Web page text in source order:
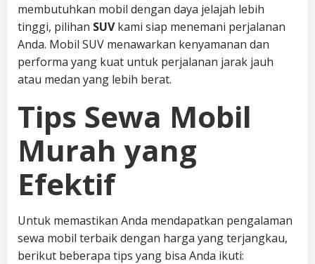
membutuhkan mobil dengan daya jelajah lebih
tinggi, pilihan SUVkami siap menemani perjalanan
Anda. Mobil SUV menawarkan kenyamanan dan
performa yang kuat untuk perjalanan jarak jauh
atau medan yang lebih berat.
Tips Sewa Mobil
Murah yang
Efektif
Untuk memastikan Anda mendapatkan pengalaman
sewa mobil terbaik dengan harga yang terjangkau,
berikut beberapa tips yang bisa Anda ikuti: